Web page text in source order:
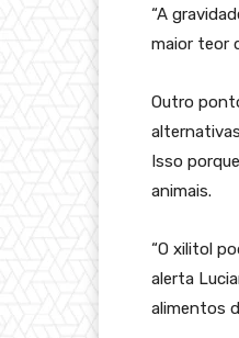
“A
maior teor
Outro
Isso
animais.
“O xilitol
alerta
alimentos